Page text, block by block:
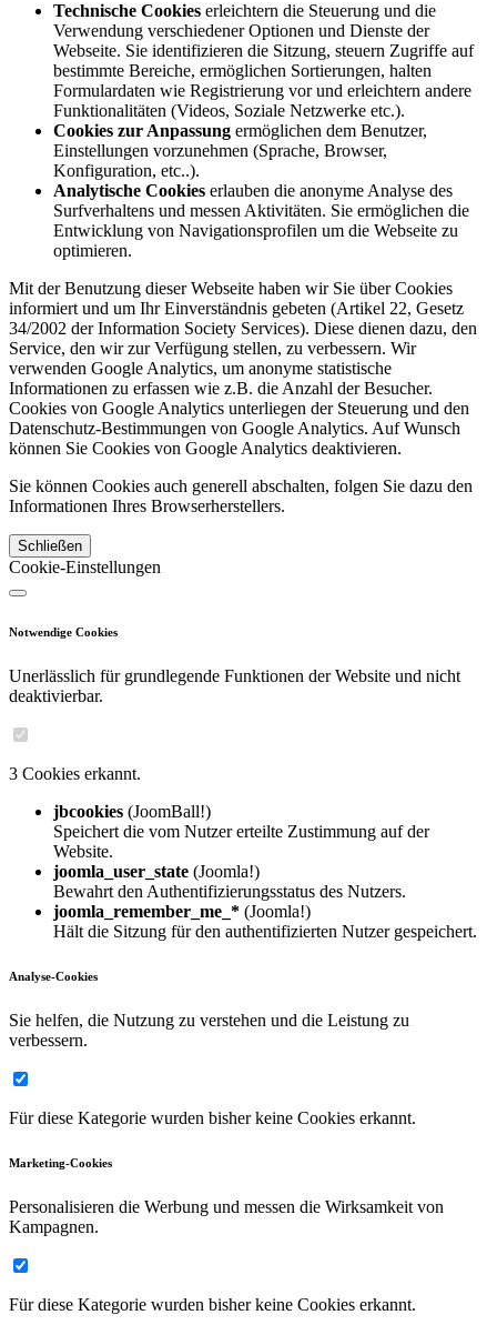
Technische Cookies erleichtern die Steuerung und die
Verwendung verschiedener Optionen und Dienste der
Webseite. Sie identifizieren die Sitzung, steuern Zugriffe auf
bestimmte Bereiche, ermöglichen Sortierungen, halten
Formulardaten wie Registrierung vor und erleichtern andere
Funktionalitäten (Videos, Soziale Netzwerke etc.).
Cookies zur Anpassung ermöglichen dem Benutzer,
Einstellungen vorzunehmen (Sprache, Browser,
Konfiguration, etc..).
Analytische Cookies erlauben die anonyme Analyse des
Surfverhaltens und messen Aktivitäten. Sie ermöglichen die
Entwicklung von Navigationsprofilen um die Webseite zu
optimieren.
Mit der Benutzung dieser Webseite haben wir Sie über Cookies
informiert und um Ihr Einverständnis gebeten (Artikel 22, Gesetz
34/2002 der Information Society Services). Diese dienen dazu, den
Service, den wir zur Verfügung stellen, zu verbessern. Wir
verwenden Google Analytics, um anonyme statistische
Informationen zu erfassen wie z.B. die Anzahl der Besucher.
Cookies von Google Analytics unterliegen der Steuerung und den
Datenschutz-Bestimmungen von Google Analytics. Auf Wunsch
können Sie Cookies von Google Analytics deaktivieren.
Sie können Cookies auch generell abschalten, folgen Sie dazu den
Informationen Ihres Browserherstellers.
Schließen
Cookie-Einstellungen
Notwendige Cookies
Unerlässlich für grundlegende Funktionen der Website und nicht
deaktivierbar.
3 Cookies erkannt.
jbcookies (JoomBall!)
Speichert die vom Nutzer erteilte Zustimmung auf der
Website.
joomla_user_state (Joomla!)
Bewahrt den Authentifizierungsstatus des Nutzers.
joomla_remember_me_* (Joomla!)
Hält die Sitzung für den authentifizierten Nutzer gespeichert.
Analyse-Cookies
Sie helfen, die Nutzung zu verstehen und die Leistung zu
verbessern.
Für diese Kategorie wurden bisher keine Cookies erkannt.
Marketing-Cookies
Personalisieren die Werbung und messen die Wirksamkeit von
Kampagnen.
Für diese Kategorie wurden bisher keine Cookies erkannt.